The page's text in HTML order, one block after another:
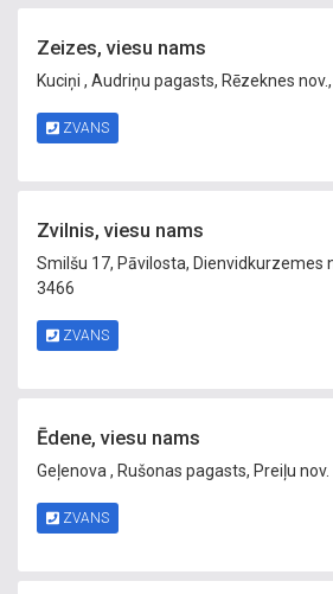
Zeizes, viesu nams
Kuciņi , Audriņu pagasts, Rēzeknes
ZVANS
Zvilnis, viesu nams
Smilšu 17, Pāvilosta, Dienvidkurzemes
3466
ZVANS
Ēdene, viesu nams
Geļenova , Rušonas pagasts, Preiļu nov.
ZVANS